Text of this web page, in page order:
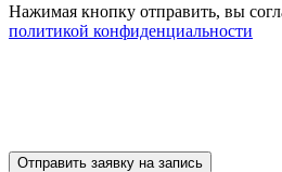
Нажимая кнопку отправить, вы
политикой конфиденциальности
Отправить заявку на запись